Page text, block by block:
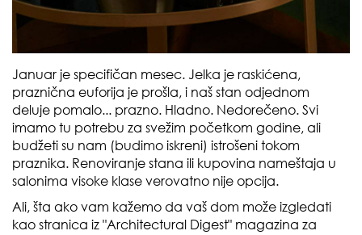
Januar je specifičan mesec. Jelka je raskićena,
praznična euforija je prošla, i naš stan odjednom
deluje pomalo... prazno. Hladno. Nedorečeno. Svi
imamo tu potrebu za svežim početkom godine, ali
budžeti su nam (budimo iskreni) istrošeni tokom
praznika. Renoviranje stana ili kupovina nameštaja u
salonima visoke klase verovatno nije opcija.
Ali, šta ako vam kažemo da vaš dom može izgledati
kao stranica iz "Architectural Digest" magazina za